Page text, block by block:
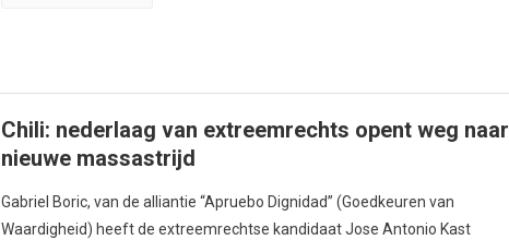
Chili: nederlaag van extreemrechts opent weg naar
nieuwe massastrijd
Gabriel Boric, van de alliantie “Apruebo Dignidad” (Goedkeuren van
Waardigheid) heeft de extreemrechtse kandidaat Jose Antonio Kast